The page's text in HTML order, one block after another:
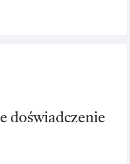
doświadczenie